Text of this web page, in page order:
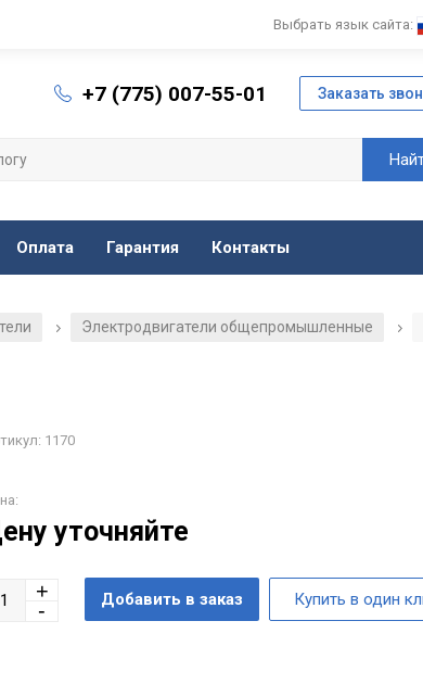
Выбрать язык сайта:
+7 (775) 007-55-01
Оплата Гарантия Контакты
/ Электродвигатели общепромышленные /
1170
уточняйте